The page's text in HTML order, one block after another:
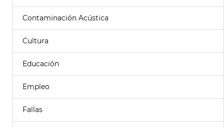
Contaminación Acústica
Cultura
Educación
Empleo
Fallas